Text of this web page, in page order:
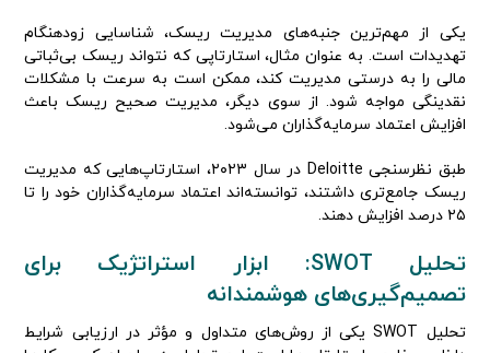
یکی از مهم‌ترین جنبه‌های مدیریت ریسک، شناسایی زودهنگام
تهدیدات است. به عنوان مثال، استارتاپی که نتواند ریسک بی‌ثباتی
مالی را به درستی مدیریت کند، ممکن است به سرعت با مشکلات
نقدینگی مواجه شود. از سوی دیگر، مدیریت صحیح ریسک باعث
افزایش اعتماد سرمایه‌گذاران می‌شود.
طبق نظرسنجی Deloitte در سال ۲۰۲۳، استارتاپ‌هایی که مدیریت
ریسک جامع‌تری داشتند، توانسته‌اند اعتماد سرمایه‌گذاران خود را تا
۲۵ درصد افزایش دهند.
تحلیل SWOT: ابزار استراتژیک برای
تصمیم‌گیری‌های هوشمندانه
تحلیل SWOT یکی از روش‌های متداول و مؤثر در ارزیابی شرایط